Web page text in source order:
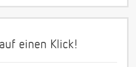
einen Klick!